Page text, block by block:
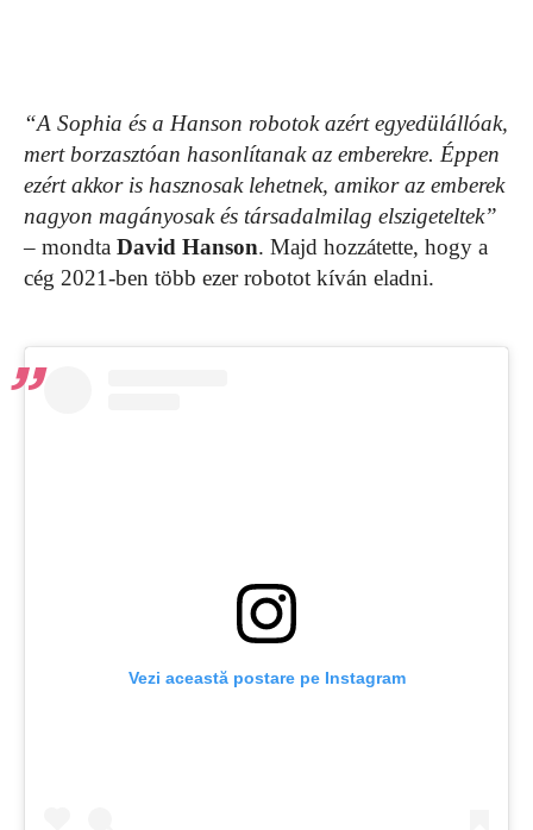
“A Sophia és a Hanson robotok azért egyedülállóak,
mert borzasztóan hasonlítanak az emberekre. Éppen
ezért akkor is hasznosak lehetnek, amikor az emberek
nagyon magányosak és társadalmilag elszigeteltek”
– mondta David Hanson. Majd hozzátette, hogy a
cég 2021-ben több ezer robotot kíván eladni.
Vezi această postare pe Instagram